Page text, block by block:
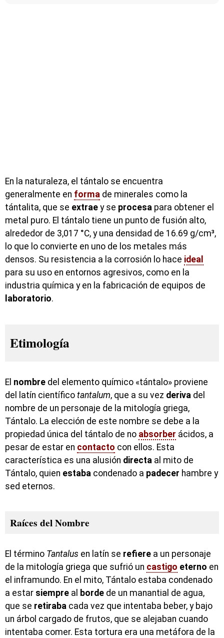
En la naturaleza, el tántalo se encuentra
generalmente en forma de minerales como la
tántalita, que se extrae y se procesa para obtener el
metal puro. El tántalo tiene un punto de fusión alto,
alrededor de 3,017 °C, y una densidad de 16.69 g/cm³,
lo que lo convierte en uno de los metales más
densos. Su resistencia a la corrosión lo hace ideal
para su uso en entornos agresivos, como en la
industria química y en la fabricación de equipos de
laboratorio.
Etimología
El nombre del elemento químico «tántalo» proviene
del latín científico tantalum, que a su vez deriva del
nombre de un personaje de la mitología griega,
Tántalo. La elección de este nombre se debe a la
propiedad única del tántalo de no absorber ácidos, a
pesar de estar en contacto con ellos. Esta
característica es una alusión directa al mito de
Tántalo, quien estaba condenado a padecer hambre y
sed eternos.
Raíces del Nombre
El término Tantalus en latín se refiere a un personaje
de la mitología griega que sufrió un castigo eterno en
el inframundo. En el mito, Tántalo estaba condenado
a estar siempre al borde de un manantial de agua,
que se retiraba cada vez que intentaba beber, y bajo
un árbol cargado de frutos, que se alejaban cuando
intentaba comer. Esta tortura era una metáfora de la